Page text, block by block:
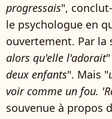
progressais",
le psychologue en
ouvertement. Par la
alors qu'elle l'adorait
deux enfants". Mais "
voir comme un fou.
souvenue à propos